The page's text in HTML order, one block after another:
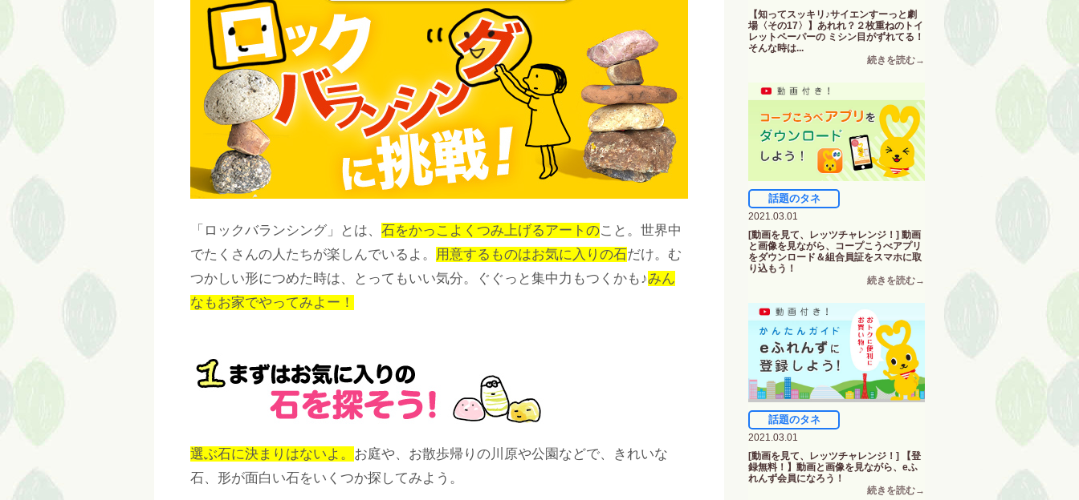
「ロックバランシング」とは、 石をかっこよくつみ上げるアートのこと。世界中
でたくさんの人たちが楽しんでいるよ。 用意するものはお気に入りの石だけ。む
つかしい形につめた時は、とってもいい気分。ぐぐっと集中力もつくかも♪みん
なもお家でやってみよー！
選ぶ石に決まりはないよ。 お庭や、お散歩帰りの川原や公園などで、きれいな
石、形が面白い石をいくつか探してみよう。
【知ってスッキリ♪サイエンすーっと劇
場〈その17〉】あれれ？２枚重ねのトイ
レットペーパーの ミシン目がずれてる！
そんな時は...
話題のタネ
2021.03.01
[動画を見て、レッツチャレンジ！] 動画
と画像を見ながら、コープこうべアプリ
をダウンロード＆組合員証をスマホに取
り込もう！
話題のタネ
2021.03.01
[動画を見て、レッツチャレンジ！] 【登
録無料！】動画と画像を見ながら、eふ
れんず会員になろう！